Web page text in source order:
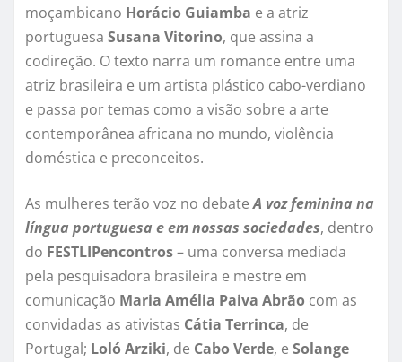
moçambicano Horácio Guiamba e a atriz
portuguesa Susana Vitorino, que assina a
codireção. O texto narra um romance entre uma
atriz brasileira e um artista plástico cabo-verdiano
e passa por temas como a visão sobre a arte
contemporânea africana no mundo, violência
doméstica e preconceitos.
As mulheres terão voz no debateA voz feminina na
língua portuguesa e em nossas sociedades, dentro
do FESTLIPencontros– uma conversa mediada
pela pesquisadora brasileira e mestre em
comunicação Maria Amélia Paiva Abrão com as
convidadas as ativistas Cátia Terrinca, de
Portugal; Loló Arziki, de Cabo Verde, e Solange